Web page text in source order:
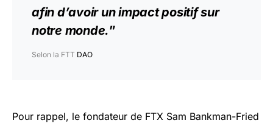
afin d’avoir un impact positif sur
notre monde.”
Selon la FTT DAO
Pour rappel, le fondateur de FTX Sam Bankman-Fried